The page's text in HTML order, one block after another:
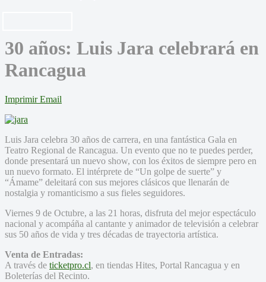
30 años: Luis Jara celebrará en
Rancagua
Imprimir Email
Luis Jara celebra 30 años de carrera, en una fantástica Gala en
Teatro Regional de Rancagua. Un evento que no te puedes perder,
donde presentará un nuevo show, con los éxitos de siempre pero en
un nuevo formato. El intérprete de “Un golpe de suerte” y
“Ámame” deleitará con sus mejores clásicos que llenarán de
nostalgia y romanticismo a sus fieles seguidores.
Viernes 9 de Octubre, a las 21 horas, disfruta del mejor espectáculo
nacional y acompáña al cantante y animador de televisión a celebrar
sus 50 años de vida y tres décadas de trayectoria artística.
Venta de Entradas:
A través de ticketpro.cl, en tiendas Hites, Portal Rancagua y en
Boleterías del Recinto.